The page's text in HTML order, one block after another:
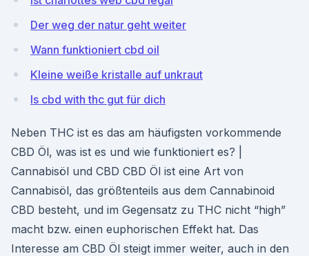
Der weg der natur geht weiter
Wann funktioniert cbd oil
Kleine weiße kristalle auf unkraut
Is cbd with thc gut für dich
Neben THC ist es das am häufigsten vorkommende
CBD Öl, was ist es und wie funktioniert es? |
Cannabisöl und CBD CBD Öl ist eine Art von
Cannabisöl, das größtenteils aus dem Cannabinoid
CBD besteht, und im Gegensatz zu THC nicht “high”
macht bzw. einen euphorischen Effekt hat. Das
Interesse am CBD Öl steigt immer weiter, auch in den